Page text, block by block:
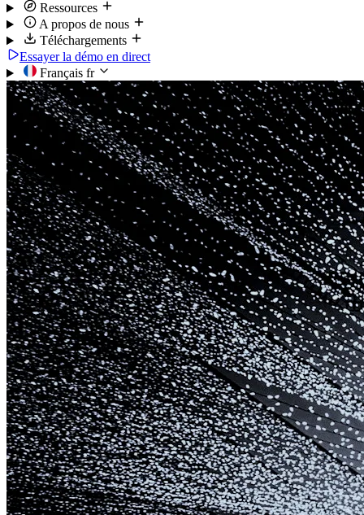
Ressources
A propos de nous
Téléchargements
Essayer la démo en direct
Français fr